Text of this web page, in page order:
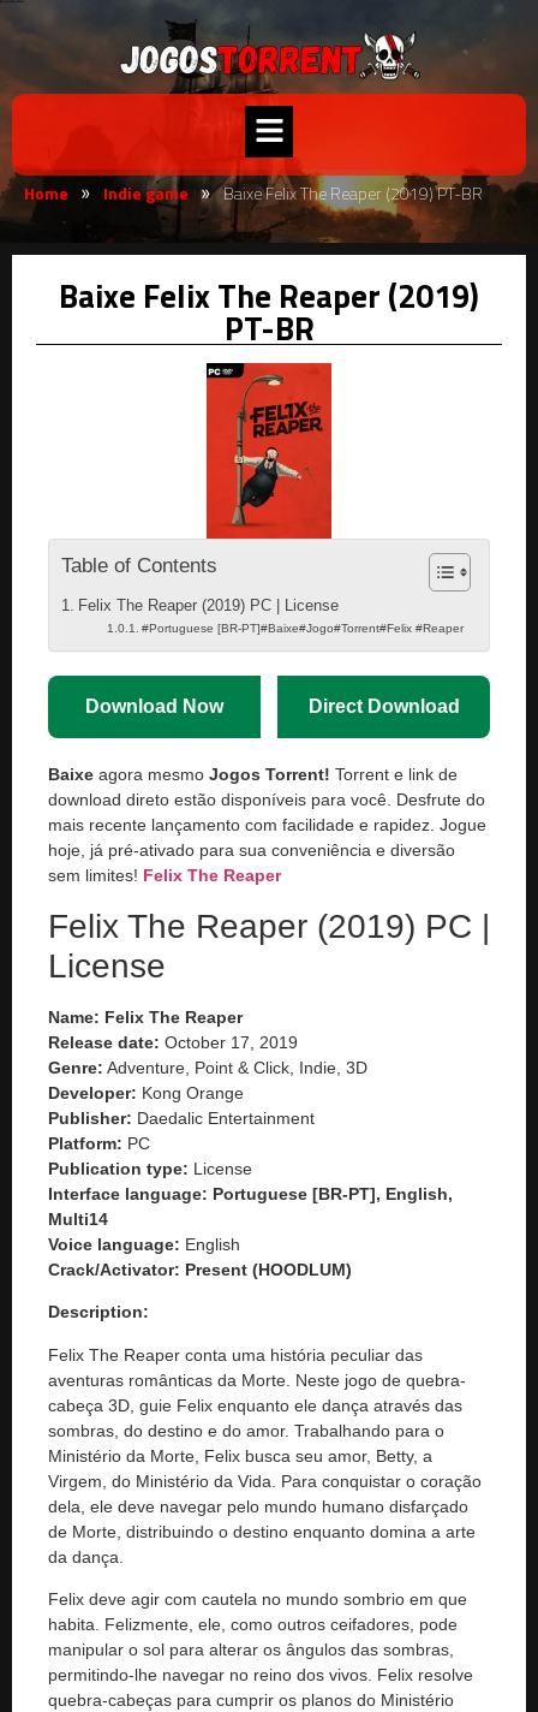
Home » Indie game » Baixe Felix The Reaper (2019) PT-BR
Baixe Felix The Reaper (2019)
PT-BR
Table of Contents
Felix The Reaper (2019) PC | License
#Portuguese [BR-PT]#Baixe#Jogo#Torrent#Felix #Reaper
Download Now Direct Download
Baixe agora mesmo Jogos Torrent! Torrent e link de
download direto estão disponíveis para você. Desfrute do
mais recente lançamento com facilidade e rapidez. Jogue
hoje, já pré-ativado para sua conveniência e diversão
sem limites! Felix The Reaper
Felix The Reaper (2019) PC |
License
Name: Felix The Reaper
Release date: October 17, 2019
Genre: Adventure, Point & Click, Indie, 3D
Developer: Kong Orange
Publisher: Daedalic Entertainment
Platform: PC
Publication type: License
Interface language: Portuguese [BR-PT], English,
Multi14
Voice language: English
Crack/Activator: Present (HOODLUM)
Description:
Felix The Reaper conta uma história peculiar das
aventuras românticas da Morte. Neste jogo de quebra-
cabeça 3D, guie Felix enquanto ele dança através das
sombras, do destino e do amor. Trabalhando para o
Ministério da Morte, Felix busca seu amor, Betty, a
Virgem, do Ministério da Vida. Para conquistar o coração
dela, ele deve navegar pelo mundo humano disfarçado
de Morte, distribuindo o destino enquanto domina a arte
da dança.
Felix deve agir com cautela no mundo sombrio em que
habita. Felizmente, ele, como outros ceifadores, pode
manipular o sol para alterar os ângulos das sombras,
permitindo-lhe navegar no reino dos vivos. Felix resolve
quebra-cabeças para cumprir os planos do Ministério